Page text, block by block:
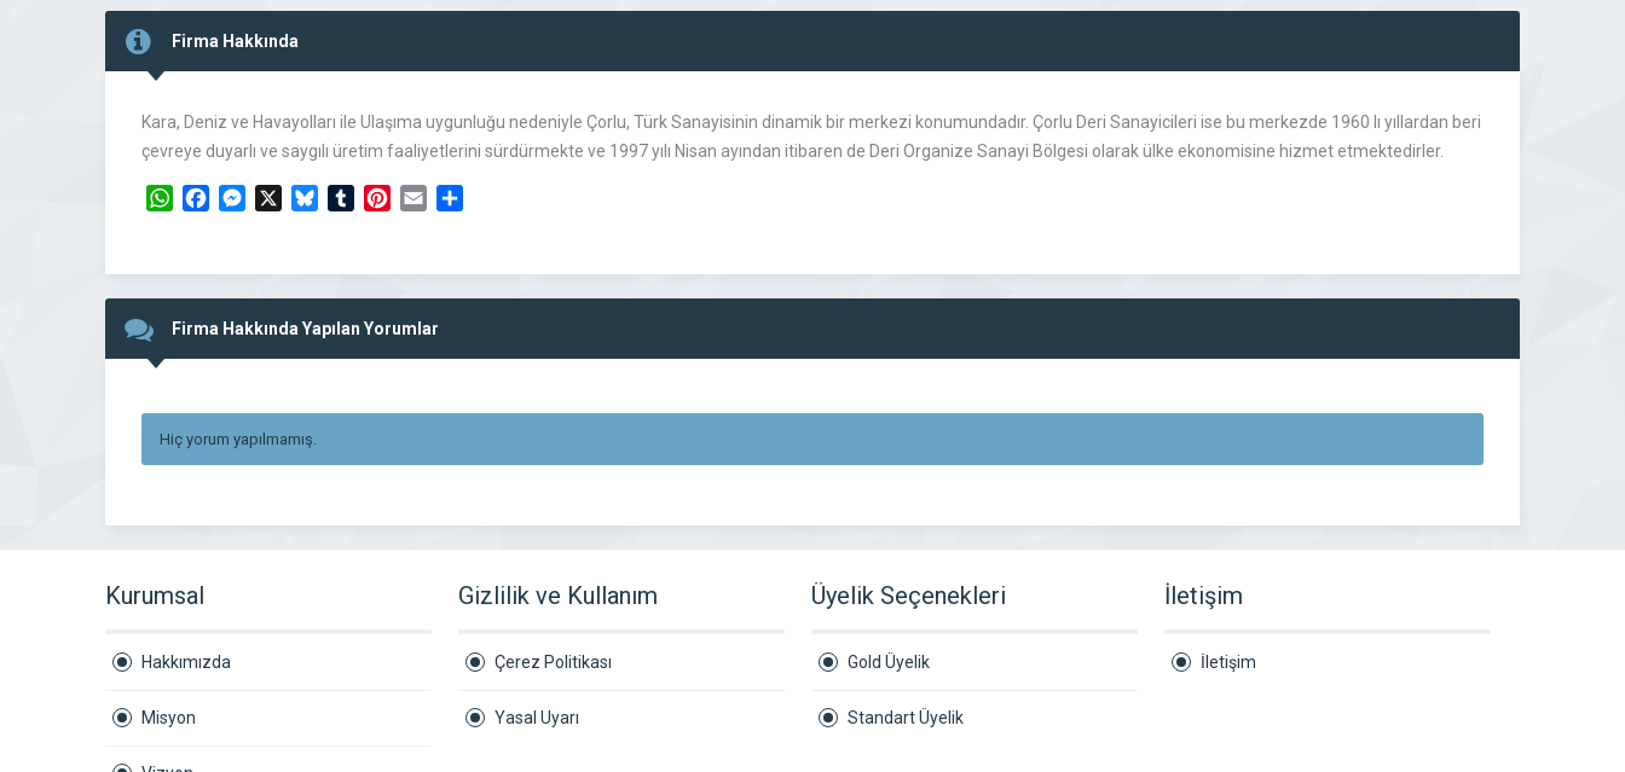
Firma Hakkında
Kara, Deniz ve Havayolları ile Ulaşıma uygunluğu nedeniyle Çorlu, Türk Sanayisinin dinamik bir merkezi konumundadır. Çorlu Deri Sanayicileri ise bu merkezde 1960 lı yıllardan beri
çevreye duyarlı ve saygılı üretim faaliyetlerini sürdürmekte ve 1997 yılı Nisan ayından itibaren de Deri Organize Sanayi Bölgesi olarak ülke ekonomisine hizmet etmektedirler.
WhatsAppFacebookMessengerBlueskyTumblrPinterest
Email
Firma Hakkında Yapılan Yorumlar
Hiç yorum yapılmamış.
Kurumsal
Hakkımızda
Misyon
Gizlilik ve Kullanım
Çerez Politikası
Yasal Uyarı
Üyelik Seçenekleri
Gold Üyelik
Standart Üyelik
İletişim
İletişim